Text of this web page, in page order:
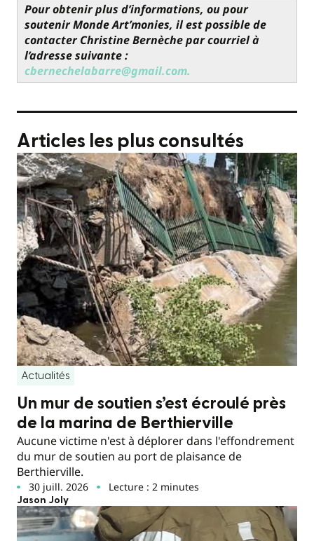
Pour obtenir plus d’informations, ou pour
soutenir Monde Art’monies, il est possible de
contacter Christine Bernèche par courriel à
l’adresse suivante :
cbernechelabarre@gmail.com.
Articles les plus consultés
Actualités
Un mur de soutien s’est écroulé près
de la marina de Berthierville
Aucune victime n'est à déplorer dans l'effondrement
du mur de soutien au port de plaisance de
Berthierville.
30 juill. 2026 Lecture : 2 minutes
Jason Joly